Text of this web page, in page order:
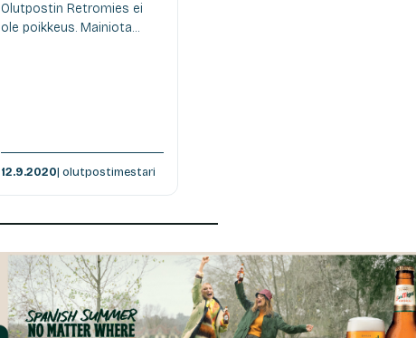
Olutpostin Retromies ei
ole poikkeus. Mainiota...
12.9.2020| olutpostimestari